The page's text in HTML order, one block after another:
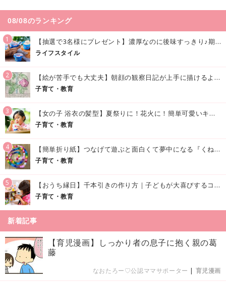
08/08のランキング
1 【抽選で3名様にプレゼント】濃厚なのに後味すっきり♪期間限定の「メイトーのなめらかプリン カルピス®入りソース」で夏を味わおう！
ライフスタイル
2 【絵が苦手でも大丈夫】朝顔の観察日記が上手に描けるようになる方法｜イラスト付き
子育て・教育
3 【女の子 浴衣の髪型】夏祭りに！花火に！簡単可愛いキッズの浴衣ヘアアレンジまとめ
子育て・教育
4 【簡単折り紙】つなげて遊ぶと面白くて夢中になる『くねくねへびさんの作り方』
子育て・教育
5 【おうち縁日】千本引きの作り方｜子どもが大喜びするコツやアイデア♪
子育て・教育
新着記事
【育児漫画】しっかり者の息子に抱く親の葛
藤
なおたろー♡公認ママサポーター | 育児漫画